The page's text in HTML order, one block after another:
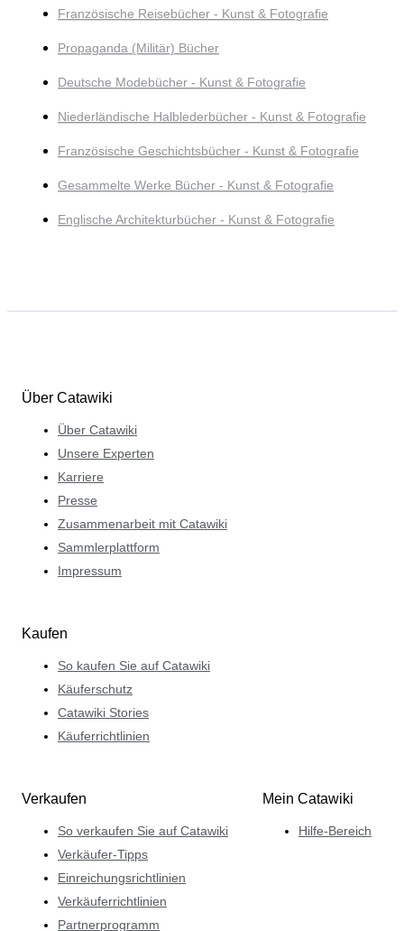
Französische Reisebücher - Kunst & Fotografie
Propaganda (Militär) Bücher
Deutsche Modebücher - Kunst & Fotografie
Niederländische Halblederbücher - Kunst & Fotografie
Französische Geschichtsbücher - Kunst & Fotografie
Gesammelte Werke Bücher - Kunst & Fotografie
Englische Architekturbücher - Kunst & Fotografie
Über Catawiki
Über Catawiki
Unsere Experten
Karriere
Presse
Zusammenarbeit mit Catawiki
Sammlerplattform
Impressum
Kaufen
So kaufen Sie auf Catawiki
Käuferschutz
Catawiki Stories
Käuferrichtlinien
Verkaufen
So verkaufen Sie auf Catawiki
Verkäufer-Tipps
Einreichungsrichtlinien
Verkäuferrichtlinien
Partnerprogramm
Mein Catawiki
Hilfe-Bereich